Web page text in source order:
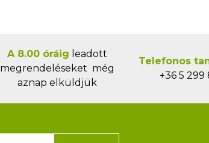
A 8.00 óráig leadott
megrendeléseket még
aznap elküldjük
Telefonos
+36 5 299